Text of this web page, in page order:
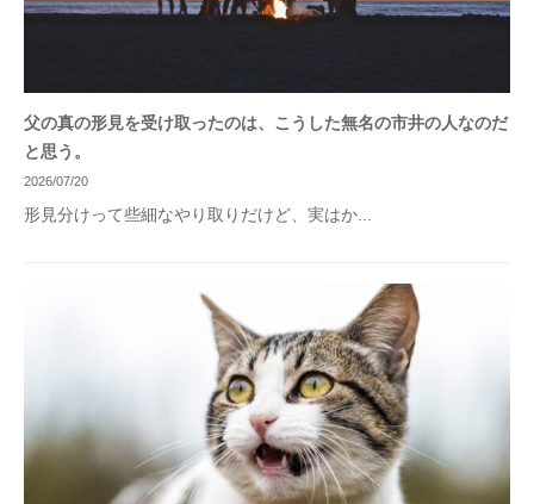
父の真の形見を受け取ったのは、こうした無名の市井の人なのだ
と思う。
2026/07/20
形見分けって些細なやり取りだけど、実はか...